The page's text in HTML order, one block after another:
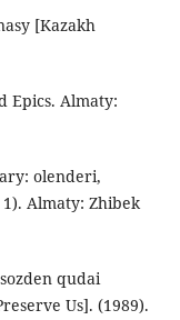
[Kazakh
Epics. Almaty:
olenderi,
Almaty: Zhibek
qudai
Us]. (1989).